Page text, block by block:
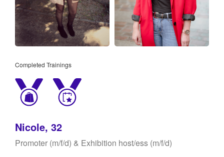
Completed Trainings
Nicole, 32
Promoter (m/f/d) & Exhibition host/ess (m/f/d)